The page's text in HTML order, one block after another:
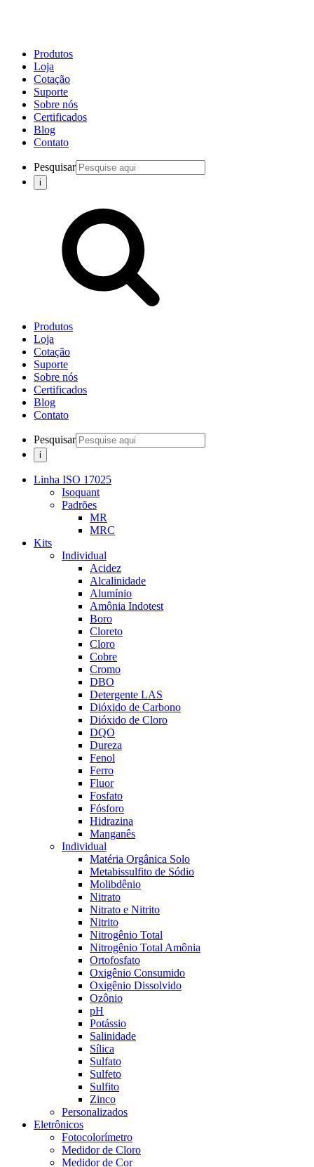
Produtos
Loja
Cotação
Suporte
Sobre nós
Certificados
Blog
Contato
Pesquisar
Produtos
Loja
Cotação
Suporte
Sobre nós
Certificados
Blog
Contato
Pesquisar
Linha ISO 17025
Isoquant
Padrões
MR
MRC
Kits
Individual
Acidez
Alcalinidade
Alumínio
Amônia Indotest
Boro
Cloreto
Cloro
Cobre
Cromo
DBO
Detergente LAS
Dióxido de Carbono
Dióxido de Cloro
DQO
Dureza
Fenol
Ferro
Fluor
Fosfato
Fósforo
Hidrazina
Manganês
Individual
Matéria Orgânica Solo
Metabissulfito de Sódio
Molibdênio
Nitrato
Nitrato e Nitrito
Nitrito
Nitrogênio Total
Nitrogênio Total Amônia
Ortofosfato
Oxigênio Consumido
Oxigênio Dissolvido
Ozônio
pH
Potássio
Salinidade
Sílica
Sulfato
Sulfeto
Sulfito
Zinco
Personalizados
Eletrônicos
Fotocolorímetro
Medidor de Cloro
Medidor de Cor